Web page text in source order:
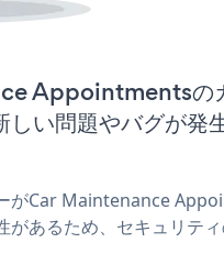
Appointmentsの
い問題やバグが発
がCar Maintenance
があるため、セキュリテ